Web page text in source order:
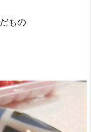
もの